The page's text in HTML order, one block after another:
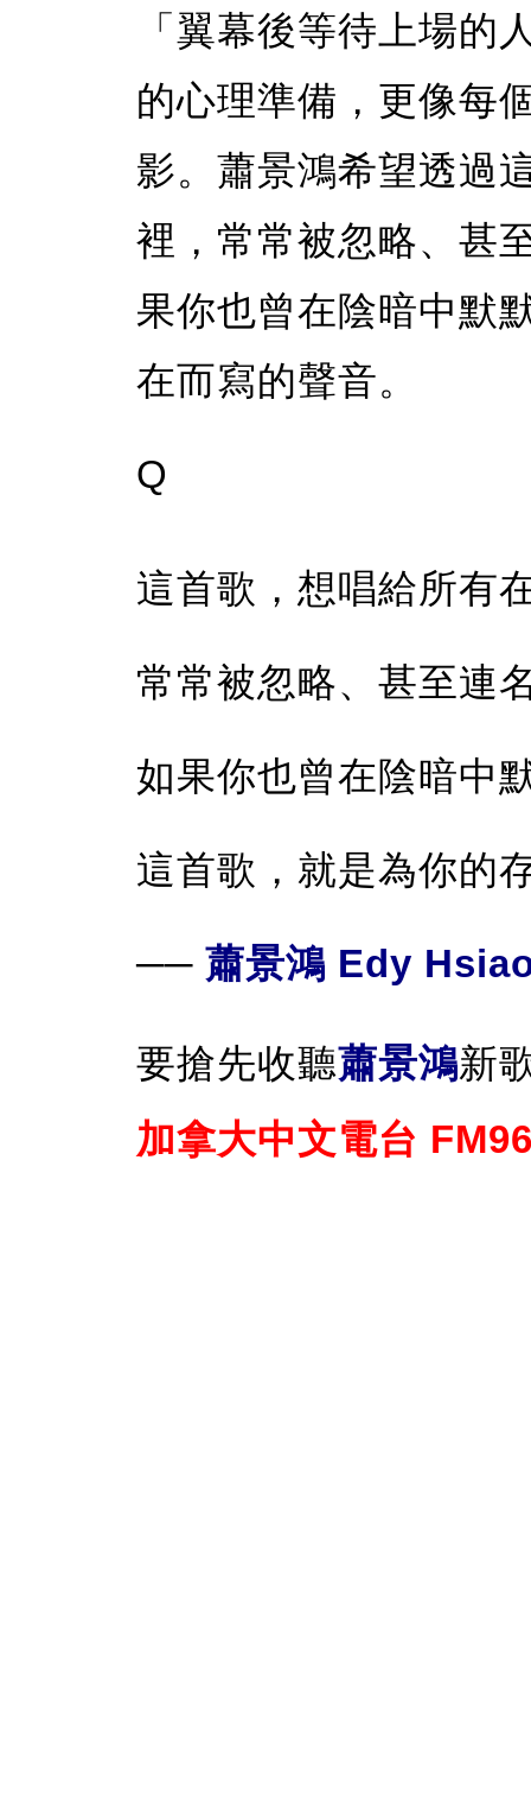
「翼幕後等待上場的
的心理準備，更像每
影。蕭景鴻希望透過
裡，常常被忽略、甚
果你也曾在陰暗中默
在而寫的聲音。
Q
這首歌，想唱給所有
常常被忽略、甚至連
如果你也曾在陰暗中
這首歌，就是為你的
── 蕭景鴻 Edy
要搶先收聽蕭景鴻新
加拿大中文電台